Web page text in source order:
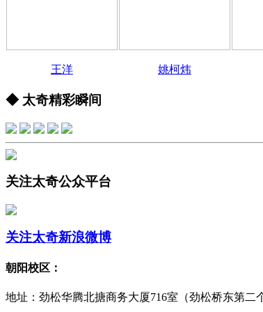
王洋 姚柯炜
◆ 太奇精彩瞬间
关注太奇公众平台
关注太奇新浪微博
朝阳校区：
地址：劲松华腾北搪商务大厦716室（劲松桥东第二